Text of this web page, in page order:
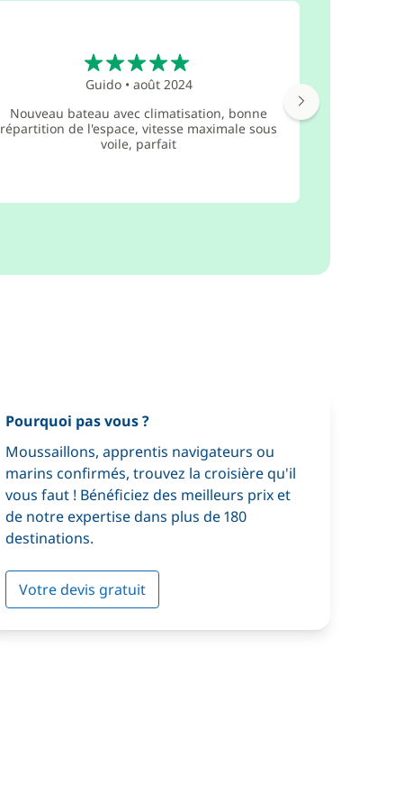
Guido• août 2024
Nouveau bateau avec climatisation, bonne
répartition de l'espace, vitesse maximale sous
voile, parfait
Pourquoi pas vous ?
Moussaillons, apprentis navigateurs ou
marins confirmés, trouvez la croisière qu'il
vous faut ! Bénéficiez des meilleurs prix et
de notre expertise dans plus de 180
destinations.
Votre devis gratuit